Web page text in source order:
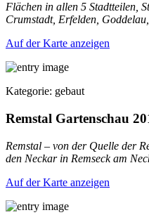
Flächen in allen 5 Stadtteilen,
Crumstadt, Erfelden,
Auf der Karte anzeigen
Kategorie: gebaut
Remstal Gartenschau
Remstal – von der Quelle der
den Neckar in Remseck am
Auf der Karte anzeigen